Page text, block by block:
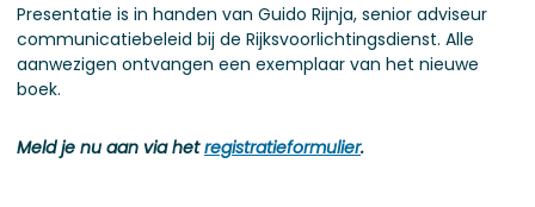
Presentatie is in handen van Guido Rijnja, senior adviseur
communicatiebeleid bij de Rijksvoorlichtingsdienst. Alle
aanwezigen ontvangen een exemplaar van het nieuwe
boek.
Meld je nu aan via hetregistratieformulier.